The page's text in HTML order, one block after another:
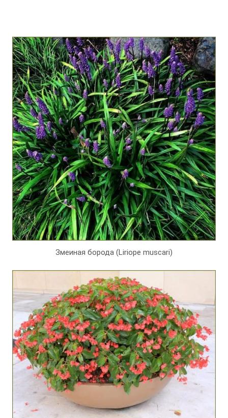
Змеиная борода (Liriope muscari)